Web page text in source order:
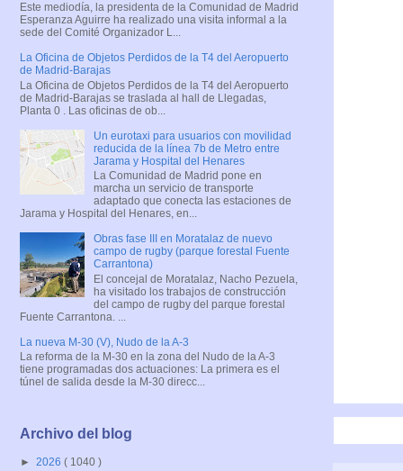
Este mediodía, la presidenta de la Comunidad de Madrid
Esperanza Aguirre ha realizado una visita informal a la
sede del Comité Organizador L...
La Oficina de Objetos Perdidos de la T4 del Aeropuerto
de Madrid-Barajas
La Oficina de Objetos Perdidos de la T4 del Aeropuerto
de Madrid-Barajas se traslada al hall de Llegadas,
Planta 0 . Las oficinas de ob...
Un eurotaxi para usuarios con movilidad
reducida de la línea 7b de Metro entre
Jarama y Hospital del Henares
La Comunidad de Madrid pone en
marcha un servicio de transporte
adaptado que conecta las estaciones de
Jarama y Hospital del Henares, en...
Obras fase III en Moratalaz de nuevo
campo de rugby (parque forestal Fuente
Carrantona)
El concejal de Moratalaz, Nacho Pezuela,
ha visitado los trabajos de construcción
del campo de rugby del parque forestal
Fuente Carrantona. ...
La nueva M-30 (V), Nudo de la A-3
La reforma de la M-30 en la zona del Nudo de la A-3
tiene programadas dos actuaciones: La primera es el
túnel de salida desde la M-30 direcc...
Archivo del blog
► 2026 ( 1040 )